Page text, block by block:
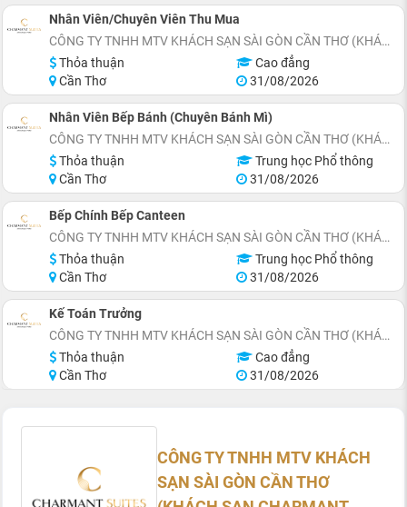
Nhân Viên/Chuyên Viên Thu Mua
CÔNG TY TNHH MTV KHÁCH SẠN SÀI GÒN CẦN THƠ (KHÁCH SẠN CHARMANT SUITES)
Thỏa thuận
Cao đẳng
Cần Thơ
31/08/2026
Nhân Viên Bếp Bánh (Chuyên Bánh Mì)
CÔNG TY TNHH MTV KHÁCH SẠN SÀI GÒN CẦN THƠ (KHÁCH SẠN CHARMANT SUITES)
Thỏa thuận
Trung học Phổ thông
Cần Thơ
31/08/2026
Bếp Chính Bếp Canteen
CÔNG TY TNHH MTV KHÁCH SẠN SÀI GÒN CẦN THƠ (KHÁCH SẠN CHARMANT SUITES)
Thỏa thuận
Trung học Phổ thông
Cần Thơ
31/08/2026
Kế Toán Trưởng
CÔNG TY TNHH MTV KHÁCH SẠN SÀI GÒN CẦN THƠ (KHÁCH SẠN CHARMANT SUITES)
Thỏa thuận
Cao đẳng
Cần Thơ
31/08/2026
CÔNG TY TNHH MTV KHÁCH
SẠN SÀI GÒN CẦN THƠ